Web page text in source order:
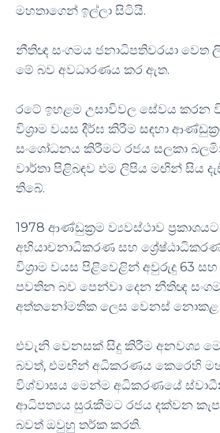
මහතාගෙන් ඉල්ලා සිටියි.
නීතිඥ සංගමය ජනාධිපතිවරයා
මේ බව අවධාරණය කර ඇත.
රටේ ඉහළම උසාවිවල සේවය
විශ්‍රාම වයස දීර්ඝ කිරීම සඳහා
සංශෝධනය කිරීමට රජය සලකා
වාර්තා පිළිබඳව එම ලිපිය මඟින් සිය
තිබේ.
1978 ආණ්ඩුක්‍රම ව්‍යවස්ථාව
අභියාචනාධිකරණ සහ
විශ්‍රාම වයස පිළිවෙළින් අවුරුදු 63 සහ
පවතින බව පෙන්වා දෙන නීතිඥ
අත්තනෝමතික ලෙස වෙනස් නොකළ
එවැනි වෙනසක් සිදු කිරීම අනවශ්‍ය
බවත්, එමඟින් අධිකරණය කෙරෙහි
විශ්වාසය මෙන්ම අධිකරණයේ
ආධිපත්‍යය සුරැකීමට රජය දක්වන
බවත් ඔවුහු තර්ක කරති.